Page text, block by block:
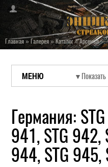
Главная»Галерея»Каталог»Арсенал
МЕНЮ
Германия:
941, STG 942,
944, STG 945,